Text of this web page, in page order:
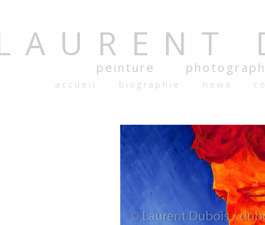
peinture
accueil biographie news